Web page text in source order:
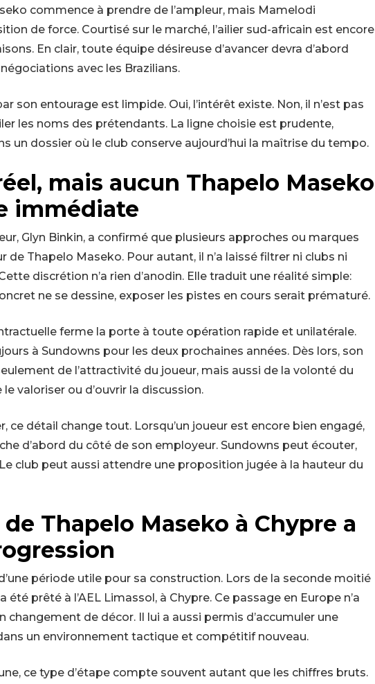
commence à prendre de l’ampleur, mais Mamelodi
de force. Courtisé sur le marché, l’ailier sud-africain est encore
En clair, toute équipe désireuse d’avancer devra d’abord
avec les Brazilians.
son entourage est limpide. Oui, l’intérêt existe. Non, il n’est pas
les noms des prétendants. La ligne choisie est prudente,
un dossier où le club conserve aujourd’hui la maîtrise du tempo.
mais aucun Thapelo Maseko
immédiate
Glyn Binkin, a confirmé que plusieurs approches ou marques
de Thapelo Maseko. Pour autant, il n’a laissé filtrer ni clubs ni
discrétion n’a rien d’anodin. Elle traduit une réalité simple:
ne se dessine, exposer les pistes en cours serait prématuré.
ferme la porte à toute opération rapide et unilatérale.
à Sundowns pour les deux prochaines années. Dès lors, son
de l’attractivité du joueur, mais aussi de la volonté du
valoriser ou d’ouvrir la discussion.
ce détail change tout. Lorsqu’un joueur est encore bien engagé,
d’abord du côté de son employeur. Sundowns peut écouter,
club peut aussi attendre une proposition jugée à la hauteur du
de Thapelo Maseko à Chypre a
période utile pour sa construction. Lors de la seconde moitié
été prêté à l’AEL Limassol, à Chypre. Ce passage en Europe n’a
changement de décor. Il lui a aussi permis d’accumuler une
un environnement tactique et compétitif nouveau.
ce type d’étape compte souvent autant que les chiffres bruts.